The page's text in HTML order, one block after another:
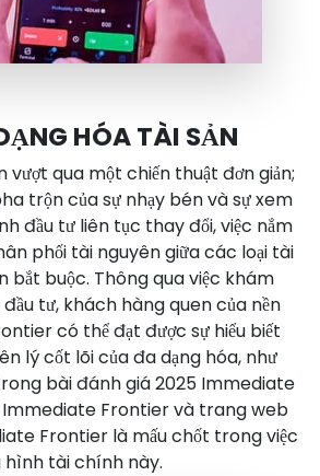
HÓA TÀI SẢN
vượt qua một chiến thuật đơn giản;
trộn của sự nhạy bén và sự xem
đầu tư liên tục thay đổi, việc nắm
phối tài nguyên giữa các loại tài
bắt buộc. Thông qua việc khám
tư, khách hàng quen của nền
có thể đạt được sự hiểu biết
lý cốt lõi của đa dạng hóa, như
bài đánh giá 2025 Immediate
Frontier và trang web
Frontier là mấu chốt trong việc
hình tài chính này.